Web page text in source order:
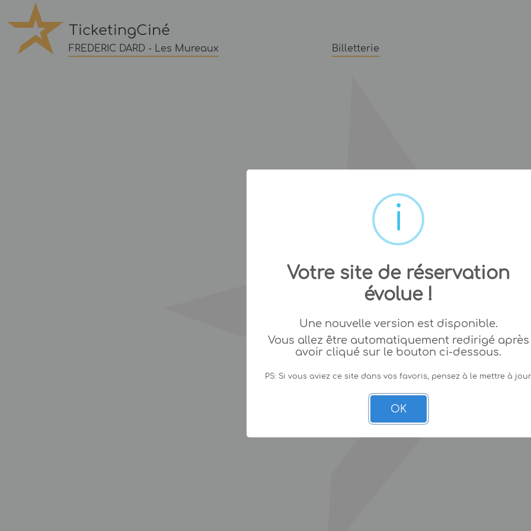
TicketingCiné
FREDERIC DARD - Les Mureaux Billetterie
Votre site de réservation
évolue !
Une nouvelle version est disponible.
Vous allez être automatiquement redirigé après
avoir cliqué sur le bouton ci-dessous.
PS: Si vous aviez ce site dans vos favoris, pensez à le mettre à
OK